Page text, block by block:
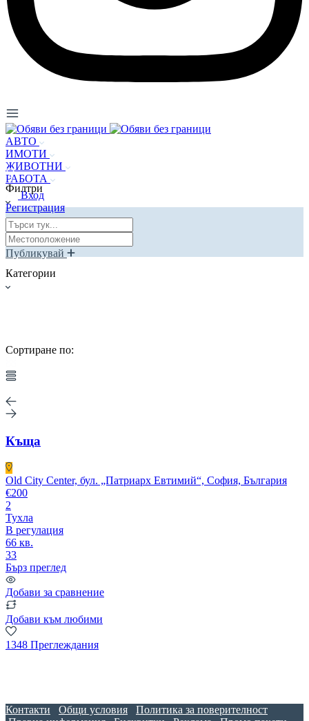
АВТО
ИМОТИ
ЖИВОТНИ
РАБОТА
Вход
Регистрация
Публикувай
Филтри
Категории
Сортиране по:
Къща
Old City Center, бул. „Патриарх Евтимий“, София, България
€200
2
Тухла
В регулация
66 кв.
33
Бърз преглед
Добави за сравнение
Добави към любими
1348 Преглеждания
Контакти Общи условия
Политика за поверителност